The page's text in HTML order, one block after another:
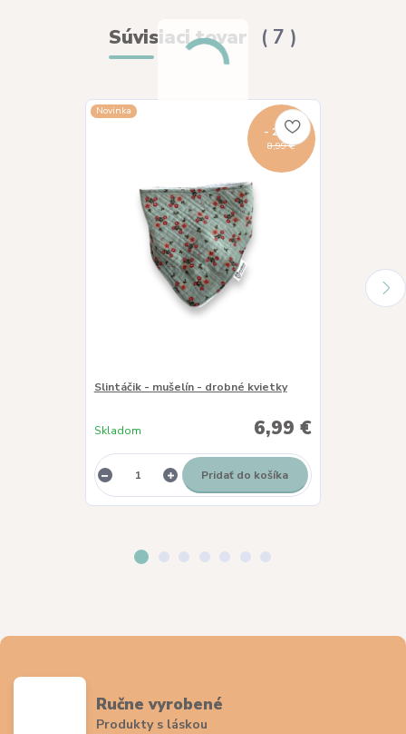
Súvisiaci tovar 7
Novinka
8,99 €
- 22 %
Slintáčik - mušelín - drobné kvietky
6,99 €
Skladom
Pridať do košíka
Ručne vyrobené
Produkty s láskou